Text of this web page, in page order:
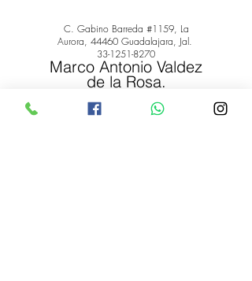
C. Gabino Barreda #1159, La
Aurora, 44460 Guadalajara, Jal.
33-1251-8270
Marco Antonio Valdez
de la Rosa.